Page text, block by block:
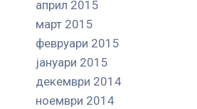
април 2015
март 2015
февруари 2015
јануари 2015
декември 2014
ноември 2014